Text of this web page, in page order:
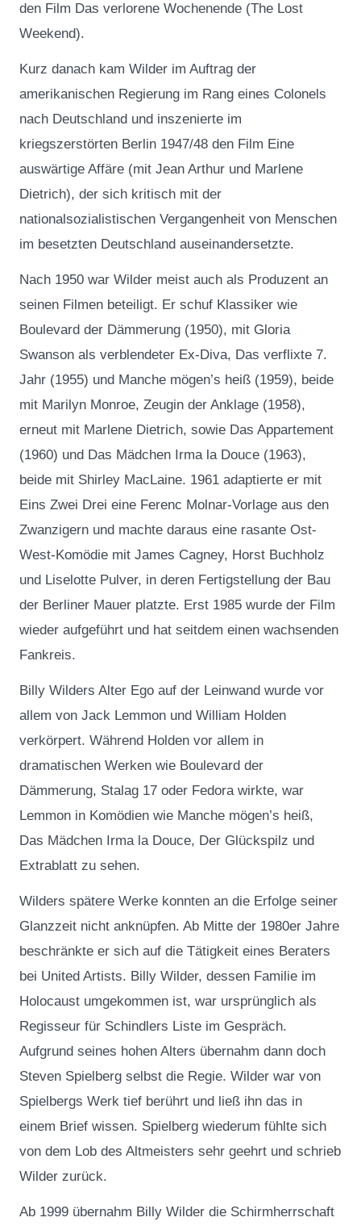
den Film Das verlorene Wochenende (The Lost
Weekend).
Kurz danach kam Wilder im Auftrag der
amerikanischen Regierung im Rang eines Colonels
nach Deutschland und inszenierte im
kriegszerstörten Berlin 1947/48 den Film Eine
auswärtige Affäre (mit Jean Arthur und Marlene
Dietrich), der sich kritisch mit der
nationalsozialistischen Vergangenheit von Menschen
im besetzten Deutschland auseinandersetzte.
Nach 1950 war Wilder meist auch als Produzent an
seinen Filmen beteiligt. Er schuf Klassiker wie
Boulevard der Dämmerung (1950), mit Gloria
Swanson als verblendeter Ex-Diva, Das verflixte 7.
Jahr (1955) und Manche mögen’s heiß (1959), beide
mit Marilyn Monroe, Zeugin der Anklage (1958),
erneut mit Marlene Dietrich, sowie Das Appartement
(1960) und Das Mädchen Irma la Douce (1963),
beide mit Shirley MacLaine. 1961 adaptierte er mit
Eins Zwei Drei eine Ferenc Molnar-Vorlage aus den
Zwanzigern und machte daraus eine rasante Ost-
West-Komödie mit James Cagney, Horst Buchholz
und Liselotte Pulver, in deren Fertigstellung der Bau
der Berliner Mauer platzte. Erst 1985 wurde der Film
wieder aufgeführt und hat seitdem einen wachsenden
Fankreis.
Billy Wilders Alter Ego auf der Leinwand wurde vor
allem von Jack Lemmon und William Holden
verkörpert. Während Holden vor allem in
dramatischen Werken wie Boulevard der
Dämmerung, Stalag 17 oder Fedora wirkte, war
Lemmon in Komödien wie Manche mögen’s heiß,
Das Mädchen Irma la Douce, Der Glückspilz und
Extrablatt zu sehen.
Wilders spätere Werke konnten an die Erfolge seiner
Glanzzeit nicht anknüpfen. Ab Mitte der 1980er Jahre
beschränkte er sich auf die Tätigkeit eines Beraters
bei United Artists. Billy Wilder, dessen Familie im
Holocaust umgekommen ist, war ursprünglich als
Regisseur für Schindlers Liste im Gespräch.
Aufgrund seines hohen Alters übernahm dann doch
Steven Spielberg selbst die Regie. Wilder war von
Spielbergs Werk tief berührt und ließ ihn das in
einem Brief wissen. Spielberg wiederum fühlte sich
von dem Lob des Altmeisters sehr geehrt und schrieb
Wilder zurück.
Ab 1999 übernahm Billy Wilder die Schirmherrschaft